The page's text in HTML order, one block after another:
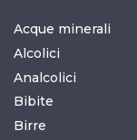
Acque minerali
Alcolici
Analcolici
Bibite
Birre